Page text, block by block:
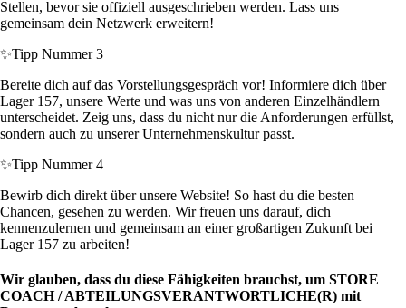
Stellen, bevor sie offiziell ausgeschrieben werden. Lass uns
gemeinsam dein Netzwerk erweitern!
✨Tipp Nummer 3
Bereite dich auf das Vorstellungsgespräch vor! Informiere dich über
Lager 157, unsere Werte und was uns von anderen Einzelhändlern
unterscheidet. Zeig uns, dass du nicht nur die Anforderungen erfüllst,
sondern auch zu unserer Unternehmenskultur passt.
✨Tipp Nummer 4
Bewirb dich direkt über unsere Website! So hast du die besten
Chancen, gesehen zu werden. Wir freuen uns darauf, dich
kennenzulernen und gemeinsam an einer großartigen Zukunft bei
Lager 157 zu arbeiten!
Wir glauben, dass du diese Fähigkeiten brauchst, um STORE
COACH / ABTEILUNGSVERANTWORTLICHE(R) mit